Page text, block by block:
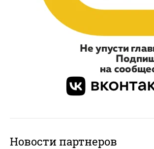
Новости партнеров